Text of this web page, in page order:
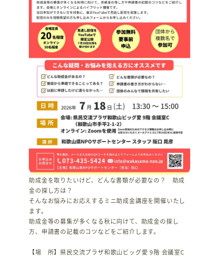
助成金を取りたいけど、どんな書類が必要なの？ 助成
金の探し方は？
そんなお悩みにお応えするミニ助成金講座を開催いたし
ます。
助成金等の募集が多くなる秋に向けて、助成金の探し
方、申請書の記載のコツなどをご紹介します。
【場 所】県民交流プラザ和歌山ビッグ愛 9階 会議室C